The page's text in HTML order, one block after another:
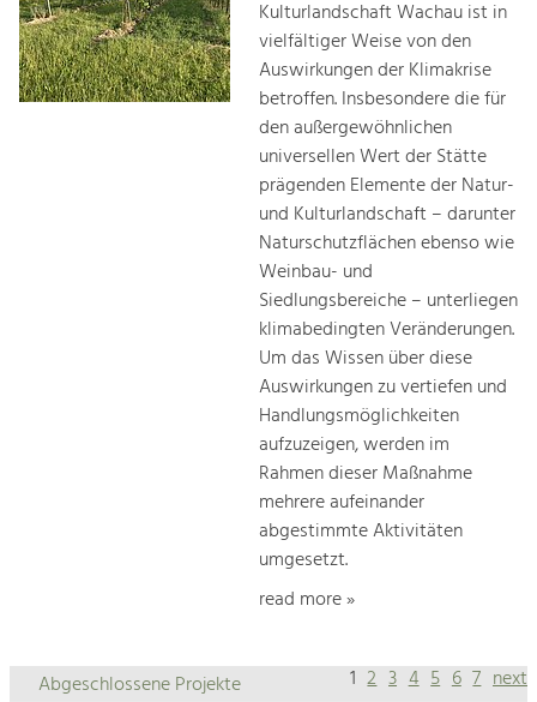
Kulturlandschaft Wachau ist in
vielfältiger Weise von den
Auswirkungen der Klimakrise
betroffen. Insbesondere die für
den außergewöhnlichen
universellen Wert der Stätte
prägenden Elemente der Natur-
und Kulturlandschaft – darunter
Naturschutzflächen ebenso wie
Weinbau- und
Siedlungsbereiche – unterliegen
klimabedingten Veränderungen.
Um das Wissen über diese
Auswirkungen zu vertiefen und
Handlungsmöglichkeiten
aufzuzeigen, werden im
Rahmen dieser Maßnahme
mehrere aufeinander
abgestimmte Aktivitäten
umgesetzt.
read more »
1 2 3 4 5 6 7 next
Abgeschlossene Projekte